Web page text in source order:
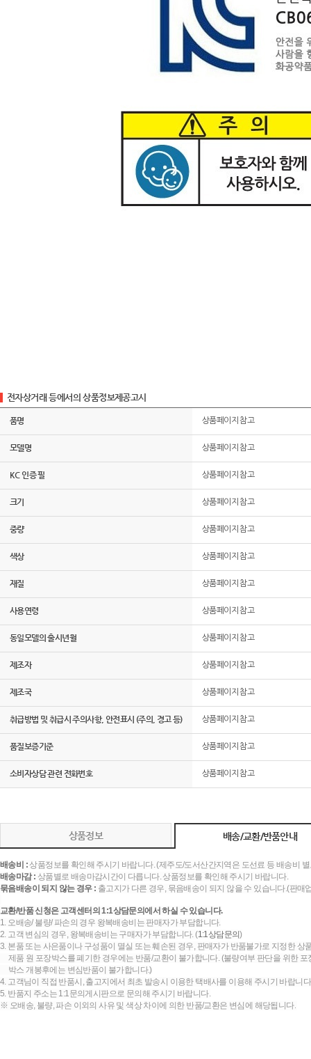
전자상거래 등에서의 상품정보제공고시
품명 상품페이지 참고
모델명 상품페이지 참고
KC 인증 필 상품페이지 참고
크기 상품페이지 참고
중량 상품페이지 참고
색상 상품페이지 참고
재질 상품페이지 참고
사용연령 상품페이지 참고
동일모델의 출시년월 상품페이지 참고
제조자 상품페이지 참고
제조국 상품페이지 참고
취급방법 및 취급시 주의사항, 안전표시 (주의, 경고 등) 상품페이지 참고
품질보증기준 상품페이지 참고
소비자상담 관련 전화번호 상품페이지 참고
상품정보 배송/교환/반품안내
배송비 :상품정보를 확인해 주시기 바랍니다. (제주도/도서산간지역은 도선료 등 배송비
배송마감 : 상품별로 배송마감시간이 다릅니다. 상품정보를 확인해 주시기 바랍니다.
묶음배송이 되지 않는 경우 : 출고지가 다른 경우, 묶음배송이 되지 않을 수 있습니다.(판
교환/반품 신청은 고객센터의 1:1상담문의에서 하실 수 있습니다.
1. 오배송/ 불량/ 파손의 경우 왕복배송비는 판매자가 부담합니다.
2. 고객 변심의 경우, 왕복배송비는 구매자가 부담합니다. (1:1상담문의)
3. 본품 또는 사은품이나 구성품이 멸실 또는 훼손된 경우, 판매자가 반품불가로 지정한 상
제품 원 포장박스를 폐기한 경우에는 반품/교환이 불가합니다. (불량여부 판단을 위한
박스 개봉후에는 변심반품이 불가합니다.)
4. 고객님이 직접 반품시, 출고지에서 최초 발송시 이용한 택배사를 이용해 주시기 바랍니
5. 반품지 주소는 1:1문의게시판으로 문의해 주시기 바랍니다.
※ 오배송, 불량, 파손 이외의 사유 및 색상 차이에 의한 반품/교환은 변심에 해당됩니다.